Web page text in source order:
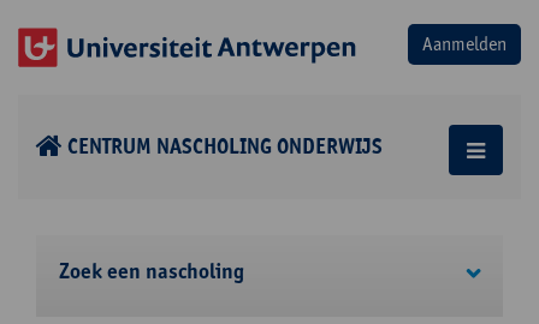
CENTRUM NASCHOLING ONDERWIJS
Zoek een nascholing